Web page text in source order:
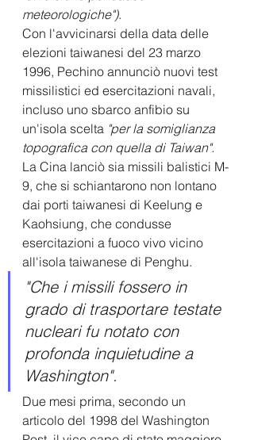
meteorologiche").
Con l'avvicinarsi della data delle
elezioni taiwanesi del 23 marzo
1996, Pechino annunciò nuovi test
missilistici ed esercitazioni navali,
incluso uno sbarco anfibio su
un'isola scelta "per la somiglianza
topografica con quella di Taiwan".
La Cina lanciò sia missili balistici M-
9, che si schiantarono non lontano
dai porti taiwanesi di Keelung e
Kaohsiung, che condusse
esercitazioni a fuoco vivo vicino
all'isola taiwanese di Penghu.
"Che i missili fossero in
grado di trasportare testate
nucleari fu notato con
profonda inquietudine a
Washington".
Due mesi prima, secondo un
articolo del 1998 del Washington